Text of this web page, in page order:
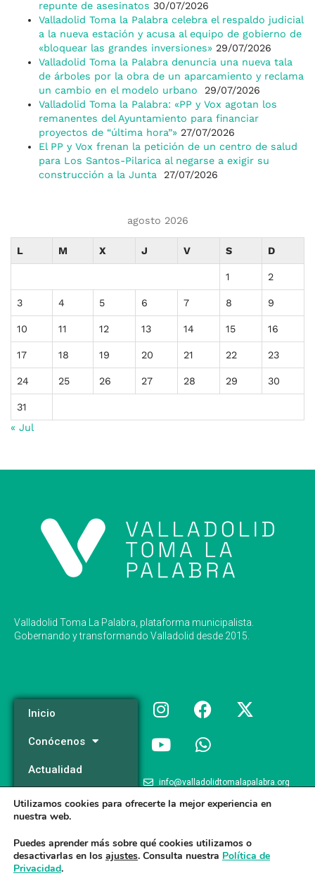
repunte de asesinatos 30/07/2026
Valladolid Toma la Palabra celebra el respaldo judicial
a la nueva estación y acusa al equipo de gobierno de
«bloquear las grandes inversiones» 29/07/2026
Valladolid Toma la Palabra denuncia una nueva tala
de árboles por la obra de un aparcamiento y reclama
un cambio en el modelo urbano
29/07/2026
Valladolid Toma la Palabra: «PP y Vox agotan los
remanentes del Ayuntamiento para financiar
proyectos de “última hora”» 27/07/2026
El PP y Vox frenan la petición de un centro de salud
para Los Santos-Pilarica al negarse a exigir su
construcción a la Junta
27/07/2026
agosto 2026
L M X J V S D
1 2
3 4 5 6 7 8 9
10 11 12 13 14 15 16
17 18 19 20 21 22 23
24 25 26 27 28 29 30
31
« Jul
Valladolid Toma La Palabra, plataforma municipalista.
Gobernando y transformando Valladolid desde 2015.
Inicio
Conócenos
Actualidad
Programa
info@valladolidtomalapalabra.org
+34 983 426 124
Utilizamos cookies para ofrecerte la mejor experiencia en
nuestra web.
Puedes aprender más sobre qué cookies utilizamos o
desactivarlas en los ajustes. Consulta nuestra Política de
Privacidad.